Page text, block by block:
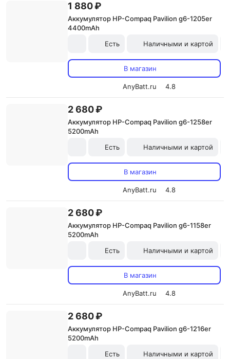
1 880 ₽
Аккумулятор HP-Compaq Pavilion g6-1205er
4400mAh
Есть
Наличными и картой
В магазин
AnyBatt.ru 4.8
2 680 ₽
Аккумулятор HP-Compaq Pavilion g6-1258er
5200mAh
Есть
Наличными и картой
В магазин
AnyBatt.ru 4.8
2 680 ₽
Аккумулятор HP-Compaq Pavilion g6-1158er
5200mAh
Есть
Наличными и картой
В магазин
AnyBatt.ru 4.8
2 680 ₽
Аккумулятор HP-Compaq Pavilion g6-1216er
5200mAh
Есть
Наличными и картой